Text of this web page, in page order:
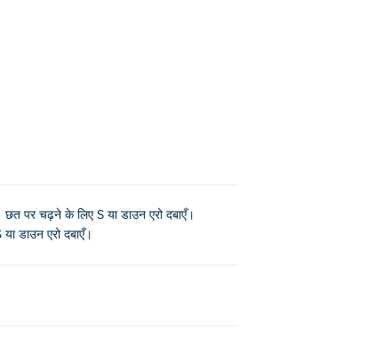
छत पर चढ़ने के लिए S या डाउन एरो दबाएँ।
डाउन एरो दबाएँ।